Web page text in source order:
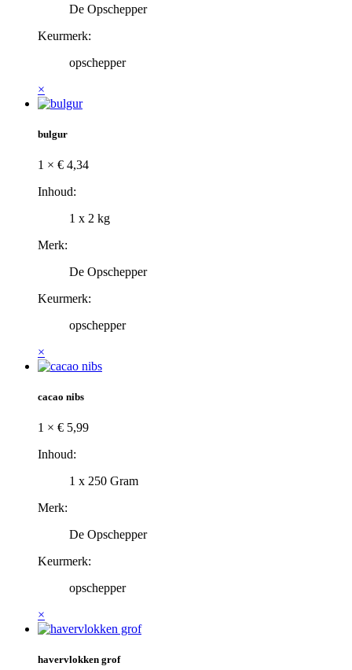
De Opschepper
Keurmerk:
opschepper
×
bulgur
1 × € 4,34
Inhoud:
1 x 2 kg
Merk:
De Opschepper
Keurmerk:
opschepper
×
cacao nibs
1 × € 5,99
Inhoud:
1 x 250 Gram
Merk:
De Opschepper
Keurmerk:
opschepper
×
havervlokken grof